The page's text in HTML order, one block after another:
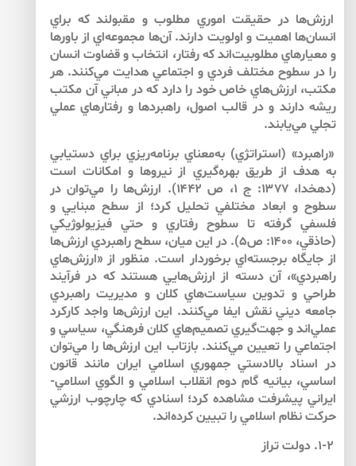
ارزش‌ها در حقيقت اموري مطلوب و مقبولند كه براي
انسان‌ها اهميت و اولويت دارند. آن‌ها مجموعه‌اي از باورها
و معيارهاي مطلوبيت‌اند كه رفتار، انتخاب و قضاوت انسان
را در سطوح مختلف فردي و اجتماعي هدايت مي‌كنند. هر
مكتب، ارزش‌هاي خاص خود را دارد كه در مباني آن مكتب
ريشه دارند و در قالب اصول، راهبردها و رفتارهاي عملي
تجلي مي‌يابند.
«راهبرد» (استراتژي) به‌معناي برنامه‌ريزي براي دستيابي
به هدف از طريق بهره‌گيري از نيروها و امكانات است
(دهخدا، ۱۳۷۷: ج ۱، ص ۱۴۴۲). ارزش‌ها را مي‌توان در
سطوح و ابعاد مختلفي تحليل كرد؛ از سطح مبنايي و
فلسفي گرفته تا سطوح رفتاري و حتي فيزيولوژيكي
(حاذقي، ۱۴۰۰: ص۵). در اين ميان، سطح راهبردي ارزش‌ها
از جايگاه برجسته‌اي برخوردار است. منظور از «ارزش‌هاي
راهبردي»، آن دسته از ارزش‌هايي هستند كه در فرآيند
طراحي و تدوين سياست‌هاي كلان و مديريت راهبردي
جامعه ديني نقش ايفا مي‌كنند. اين ارزش‌ها واجد كاركرد
عملي‌اند و جهت‌گيري تصميم‌‌هاي كلان فرهنگي، سياسي و
اجتماعي را تعيين مي‌كنند. بازتاب اين ارزش‌ها را مي‌توان
در اسناد بالادستي جمهوري اسلامي ايران مانند قانون
اساسي، بيانيه گام دوم انقلاب اسلامي و الگوي اسلامي-
ايراني پيشرفت مشاهده كرد؛ اسنادي كه چارچوب ارزشي
حركت نظام اسلامي را تبيين كرده‌اند.
۱-۲. دولت تراز